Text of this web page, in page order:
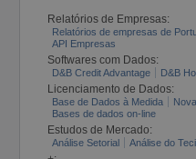
Relatórios de Empresas:
Relatórios de empresas de
API Empresas
Softwares com Dados:
D&B Credit Advantage D&B
Licenciamento de Dados:
Base de Dados à Medida
Bases de dados on-line
Estudos de Mercado:
Análise Setorial Análise do